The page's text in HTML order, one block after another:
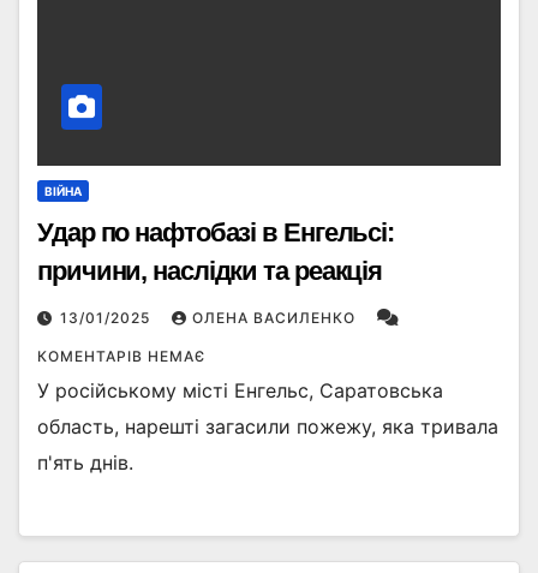
ВІЙНА
Удар по нафтобазі в Енгельсі:
причини, наслідки та реакція
13/01/2025 ОЛЕНА ВАСИЛЕНКО
КОМЕНТАРІВ НЕМАЄ
У російському місті Енгельс, Саратовська
область, нарешті загасили пожежу, яка тривала
п'ять днів.